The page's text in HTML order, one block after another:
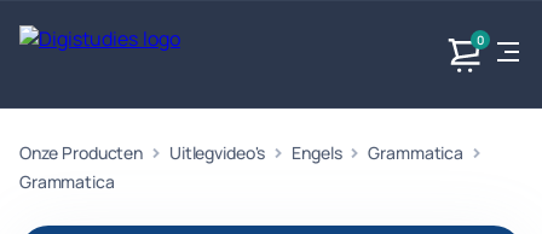
0
Exacte
vakken
Geen
Taalvakken
vakken.
MaatschappijvakkenProducten
Onze Producten Uitlegvideo's Engels
Grammatica
Grammatica